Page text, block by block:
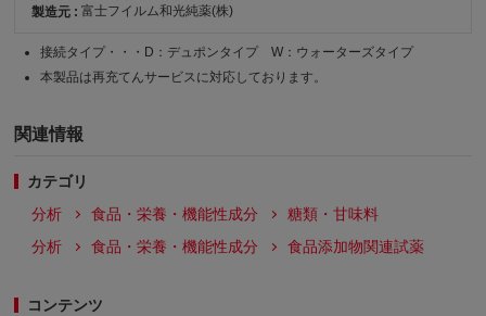
製造元 :富士フイルム和光純薬(株)
接続タイプ・・・D：デュポンタイプ W：ウォーターズタイプ
本製品は再充てんサービスに対応しております。
関連情報
カテゴリ
分析
食品・栄養・機能性成分
糖類・甘味料
分析
食品・栄養・機能性成分 食品添加物関連試薬
コンテンツ